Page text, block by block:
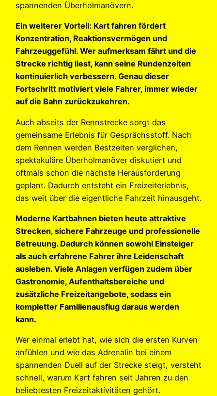
spannenden Überholmanövern.
Ein weiterer Vorteil: Kart fahren fördert
Konzentration, Reaktionsvermögen und
Fahrzeuggefühl. Wer aufmerksam fährt und die
Strecke richtig liest, kann seine Rundenzeiten
kontinuierlich verbessern. Genau dieser
Fortschritt motiviert viele Fahrer, immer wieder
auf die Bahn zurückzukehren.
Auch abseits der Rennstrecke sorgt das
gemeinsame Erlebnis für Gesprächsstoff. Nach
dem Rennen werden Bestzeiten verglichen,
spektakuläre Überholmanöver diskutiert und
oftmals schon die nächste Herausforderung
geplant. Dadurch entsteht ein Freizeiterlebnis,
das weit über die eigentliche Fahrzeit hinausgeht.
Moderne Kartbahnen bieten heute attraktive
Strecken, sichere Fahrzeuge und professionelle
Betreuung. Dadurch können sowohl Einsteiger
als auch erfahrene Fahrer ihre Leidenschaft
ausleben. Viele Anlagen verfügen zudem über
Gastronomie, Aufenthaltsbereiche und
zusätzliche Freizeitangebote, sodass ein
kompletter Familienausflug daraus werden
kann.
Wer einmal erlebt hat, wie sich die ersten Kurven
anfühlen und wie das Adrenalin bei einem
spannenden Duell auf der Strecke steigt, versteht
schnell, warum Kart fahren seit Jahren zu den
beliebtesten Freizeitaktivitäten gehört.